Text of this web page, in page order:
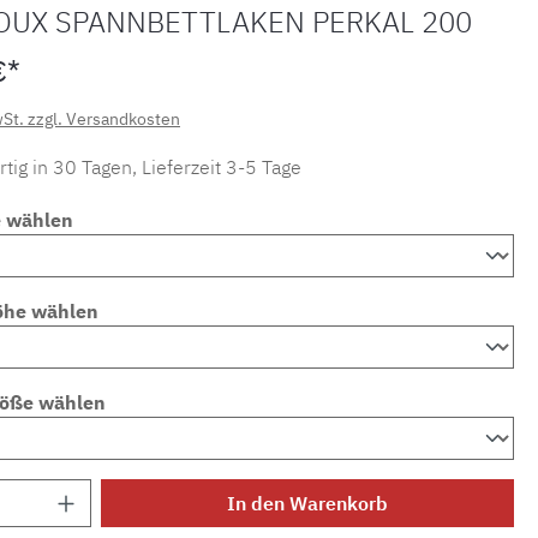
SPANNBETTLAKEN PERKAL 200
zzgl. Versandkosten
in 30 Tagen, Lieferzeit 3-5 Tage
wählen
wählen
wählen
Anzahl: Gib den gewünschten Wert ein
In den Warenkorb